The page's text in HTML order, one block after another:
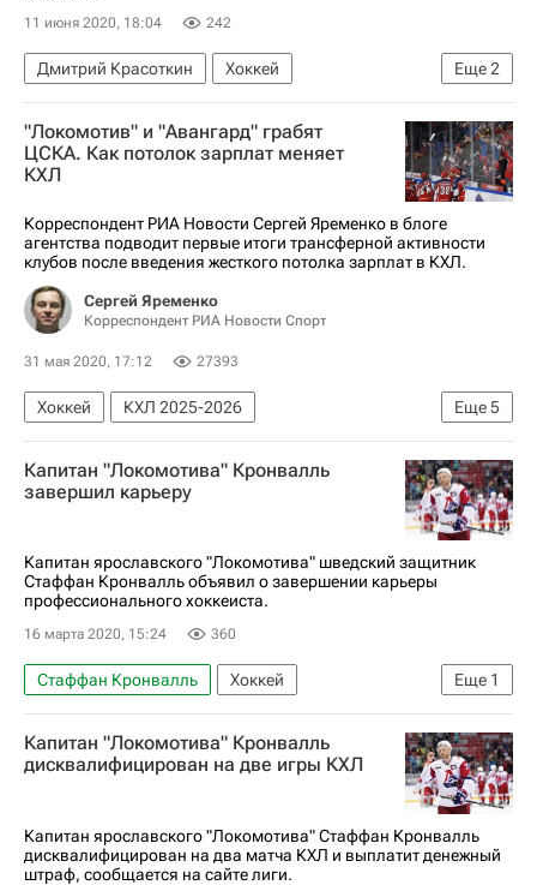
11 июня 2020, 18:04 242
Еще2
Дмитрий Красоткин
Хоккей
Игорь Матушкин
Локомотив (Ярославль)
"Локомотив" и "Авангард" грабят
ЦСКА. Как потолок зарплат меняет
КХЛ
Корреспондент РИА Новости Сергей Яременко в блоге
агентства подводит первые итоги трансферной активности
клубов после введения жесткого потолка зарплат в КХЛ.
Сергей Яременко
Корреспондент РИА Новости Спорт
31 мая 2020, 17:12 27393
Еще5
Хоккей
КХЛ 2025-2026
Локомотив (Ярославль)
ЦСКА
ХК Динамо (Москва)
СКА (Санкт-Петербург)
Капитан "Локомотива" Кронвалль
завершил карьеру
Капитан ярославского "Локомотива" шведский защитник
Стаффан Кронвалль объявил о завершении карьеры
профессионального хоккеиста.
16 марта 2020, 15:24 360
Еще 1
Стаффан Кронвалль
Хоккей
Локомотив (Ярославль)
Капитан "Локомотива" Кронвалль
дисквалифицирован на две игры КХЛ
Капитан ярославского "Локомотива" Стаффан Кронвалль
дисквалифицирован на два матча КХЛ и выплатит денежный
штраф, сообщается на сайте лиги.